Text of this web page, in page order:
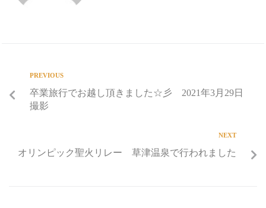
PREVIOUS
卒業旅行でお越し頂きました☆彡 2021年3月29日
撮影
NEXT
オリンピック聖火リレー 草津温泉で行われました